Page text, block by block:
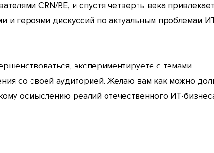
CRN/RE, и спустя четверть века
и героями дискуссий по актуальным проблемам
экспериментируете с темами
со своей аудиторией. Желаю вам как можно
осмыслению реалий отечественного ИТ-